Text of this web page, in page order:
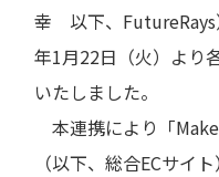
幸 以下、FutureRays
年1月22日（火）より
いたしました。
本連携により「
（以下、総合ECサイ